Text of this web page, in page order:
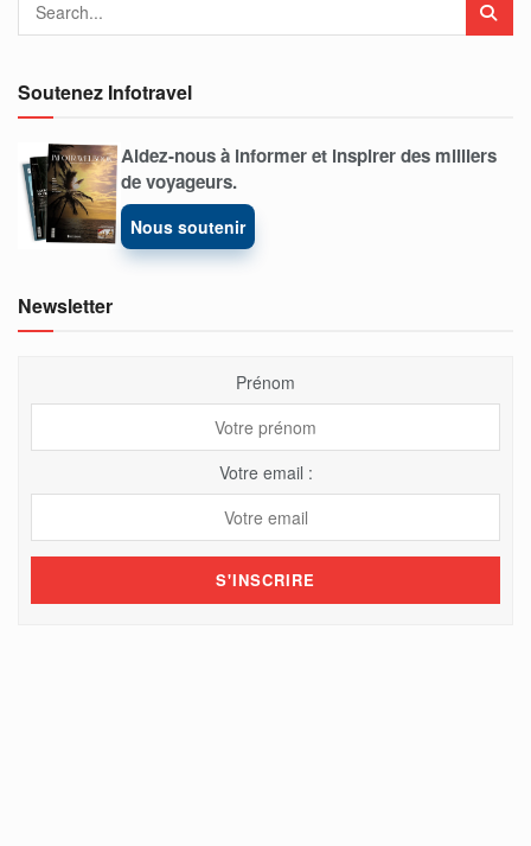
Soutenez Infotravel
Aidez-nous à informer et inspirer des milliers
de voyageurs.
Nous soutenir
Newsletter
Prénom
Votre email :